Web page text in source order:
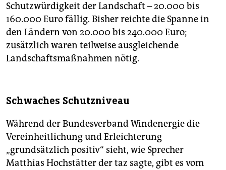
Schutzwürdigkeit der Landschaft – 20.000 bis
160.000 Euro fällig. Bisher reichte die Spanne in
den Ländern von 20.000 bis 240.000 Euro;
zusätzlich waren teilweise ausgleichende
Landschaftsmaßnahmen nötig.
Schwaches Schutzniveau
Während der Bundesverband Windenergie die
Vereinheitlichung und Erleichterung
„grundsätzlich positiv“ sieht, wie Sprecher
Matthias Hochstätter der taz sagte, gibt es vom